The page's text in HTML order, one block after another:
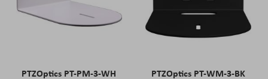
PTZOptics PT-PM-3-WH
PTZOptics PT-WM-3-BK